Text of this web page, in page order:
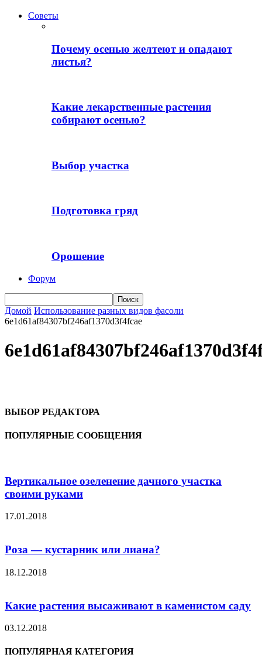
Советы
Почему осенью желтеют и опадают
листья?
Какие лекарственные растения
собирают осенью?
Выбор участка
Подготовка гряд
Орошение
Форум
Домой Использование разных видов фасоли
6e1d61af84307bf246af1370d3f4fcae
ВЫБОР РЕДАКТОРА
ПОПУЛЯРНЫЕ СООБЩЕНИЯ
Вертикальное озеленение дачного участка
своими руками
17.01.2018
Роза — кустарник или лиана?
18.12.2018
Какие растения высаживают в каменистом саду
03.12.2018
ПОПУЛЯРНАЯ КАТЕГОРИЯ